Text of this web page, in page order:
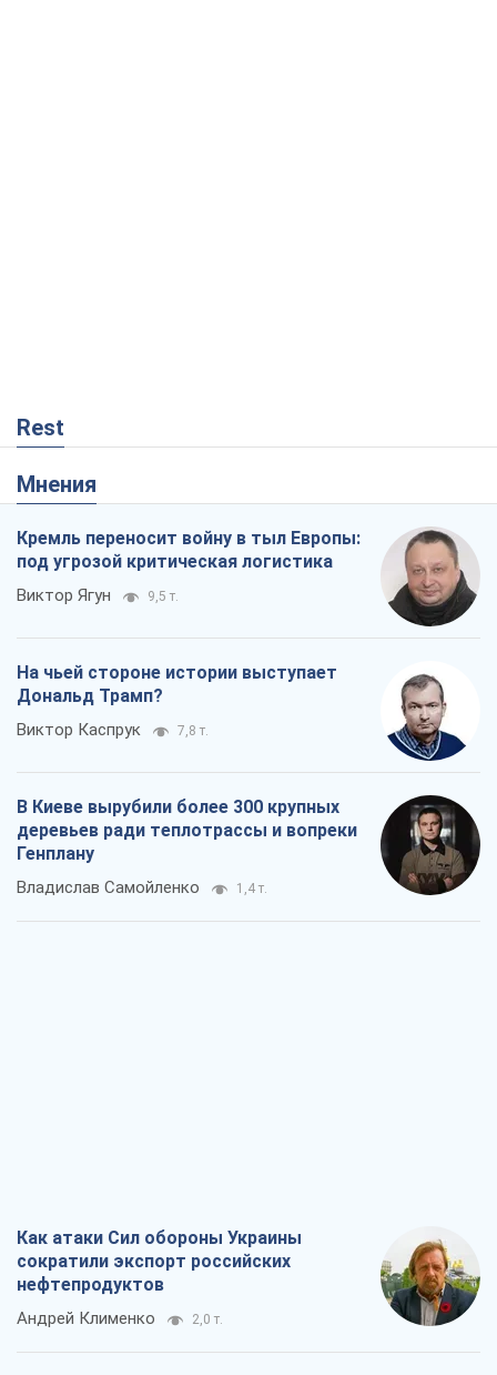
Rest
Мнения
Кремль переносит войну в тыл Европы:
под угрозой критическая логистика
Виктор Ягун 9,5 т.
На чьей стороне истории выступает
Дональд Трамп?
Виктор Каспрук 7,8 т.
В Киеве вырубили более 300 крупных
деревьев ради теплотрассы и вопреки
Генплану
Владислав Самойленко 1,4 т.
Как атаки Сил обороны Украины
сократили экспорт российских
нефтепродуктов
Андрей Клименко 2,0 т.